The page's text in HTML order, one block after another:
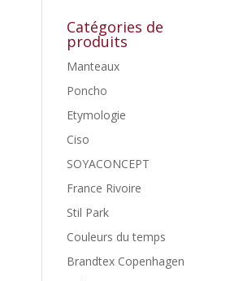
Catégories de
produits
Manteaux
Poncho
Etymologie
Ciso
SOYACONCEPT
France Rivoire
Stil Park
Couleurs du temps
Brandtex Copenhagen